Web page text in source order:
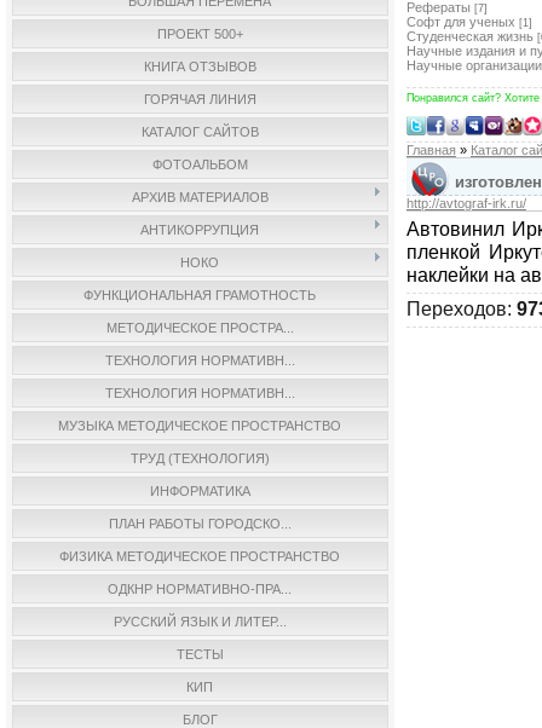
ПРОЕКТ 500+
КНИГА ОТЗЫВОВ
ГОРЯЧАЯ ЛИНИЯ
КАТАЛОГ САЙТОВ
ФОТОАЛЬБОМ
АРХИВ МАТЕРИАЛОВ
АНТИКОРРУПЦИЯ
НОКО
ФУНКЦИОНАЛЬНАЯ ГРАМОТНОСТЬ
МЕТОДИЧЕСКОЕ ПРОСТРА...
ТЕХНОЛОГИЯ НОРМАТИВН...
ТЕХНОЛОГИЯ НОРМАТИВН...
МУЗЫКА МЕТОДИЧЕСКОЕ ПРОСТРАНСТВО
ТРУД (ТЕХНОЛОГИЯ)
ИНФОРМАТИКА
ПЛАН РАБОТЫ ГОРОДСКО...
ФИЗИКА МЕТОДИЧЕСКОЕ ПРОСТРАНСТВО
ОДКНР НОРМАТИВНО-ПРА...
РУССКИЙ ЯЗЫК И ЛИТЕР...
ТЕСТЫ
КИП
БЛОГ
Рефераты [7]
Софт для ученых [1]
Студенческая жизнь
Научные издания и
Научные организации
Понравился сайт?
Главная » Каталог
http://avtograf-irk.ru/
Автовинил
пленкой
наклейки на
Переходов: